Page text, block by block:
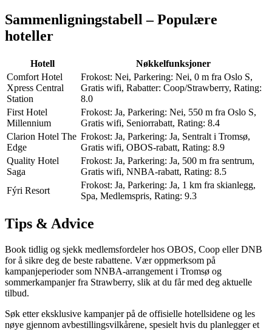
Sammenligningstabell – Populære
hoteller
Hotell
Nøkkelfunksjoner
Comfort Hotel
Xpress Central
Station
Frokost: Nei, Parkering: Nei, 0 m fra Oslo S,
Gratis wifi, Rabatter: Coop/Strawberry, Rating:
8.0
First Hotel
Millennium
Frokost: Ja, Parkering: Nei, 550 m fra Oslo S,
Gratis wifi, Seniorrabatt, Rating: 8.4
Clarion Hotel The
Edge
Frokost: Ja, Parkering: Ja, Sentralt i Tromsø,
Gratis wifi, OBOS-rabatt, Rating: 8.9
Quality Hotel
Saga
Frokost: Ja, Parkering: Ja, 500 m fra sentrum,
Gratis wifi, NNBA-rabatt, Rating: 8.5
Fýri Resort
Frokost: Ja, Parkering: Ja, 1 km fra skianlegg,
Spa, Medlemspris, Rating: 9.3
Tips & Advice
Book tidlig og sjekk medlemsfordeler hos OBOS, Coop eller DNB
for å sikre deg de beste rabattene. Vær oppmerksom på
kampanjeperioder som NNBA-arrangement i Tromsø og
sommerkampanjer fra Strawberry, slik at du får med deg aktuelle
tilbud.
Søk etter eksklusive kampanjer på de offisielle hotellsidene og les
nøye gjennom avbestillingsvilkårene, spesielt hvis du planlegger et